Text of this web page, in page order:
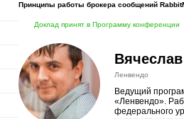
Принципы работы брокера сообщений
Доклад принят в Программу конференции
Ленвендо
Ведущий
«Ленвендо».
федерального